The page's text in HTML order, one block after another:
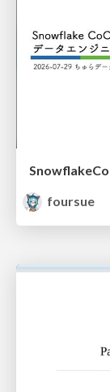
foursue